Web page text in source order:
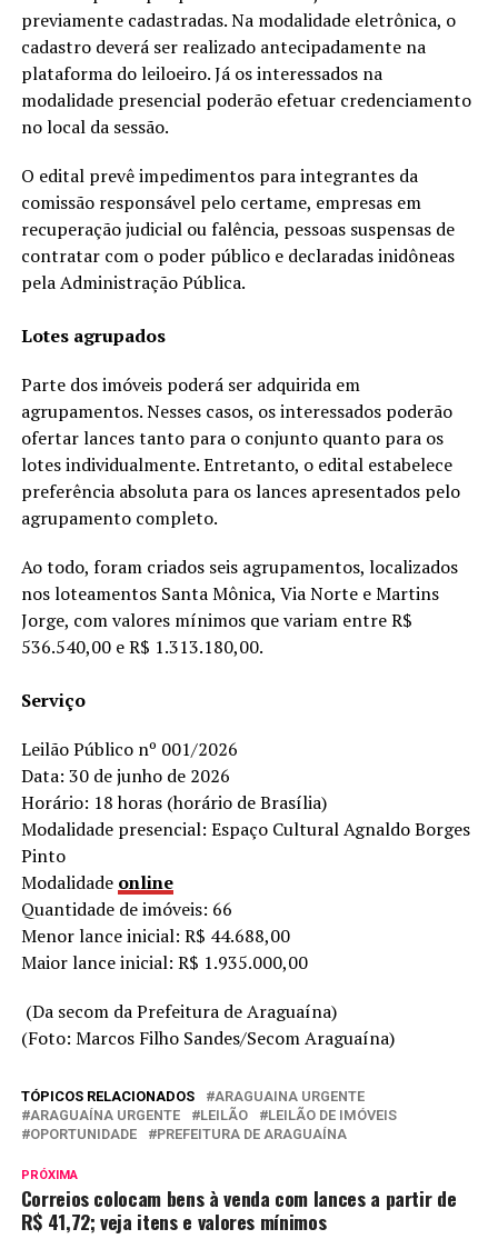
previamente cadastradas. Na modalidade eletrônica, o
cadastro deverá ser realizado antecipadamente na
plataforma do leiloeiro. Já os interessados na
modalidade presencial poderão efetuar credenciamento
no local da sessão.
O edital prevê impedimentos para integrantes da
comissão responsável pelo certame, empresas em
recuperação judicial ou falência, pessoas suspensas de
contratar com o poder público e declaradas inidôneas
pela Administração Pública.
Lotes agrupados
Parte dos imóveis poderá ser adquirida em
agrupamentos. Nesses casos, os interessados poderão
ofertar lances tanto para o conjunto quanto para os
lotes individualmente. Entretanto, o edital estabelece
preferência absoluta para os lances apresentados pelo
agrupamento completo.
Ao todo, foram criados seis agrupamentos, localizados
nos loteamentos Santa Mônica, Via Norte e Martins
Jorge, com valores mínimos que variam entre R$
536.540,00 e R$ 1.313.180,00.
Serviço
Leilão Público nº 001/2026
Data: 30 de junho de 2026
Horário: 18 horas (horário de Brasília)
Modalidade presencial: Espaço Cultural Agnaldo Borges
Pinto
Modalidade online
Quantidade de imóveis: 66
Menor lance inicial: R$ 44.688,00
Maior lance inicial: R$ 1.935.000,00
(Da secom da Prefeitura de Araguaína)
(Foto: Marcos Filho Sandes/Secom Araguaína)
TÓPICOS RELACIONADOS
ARAGUAINA URGENTE
ARAGUAÍNA URGENTE
LEILÃO
LEILÃO DE IMÓVEIS
OPORTUNIDADE
PREFEITURA DE ARAGUAÍNA
PRÓXIMA
Correios colocam bens à venda com lances a partir de
R$ 41,72; veja itens e valores mínimos